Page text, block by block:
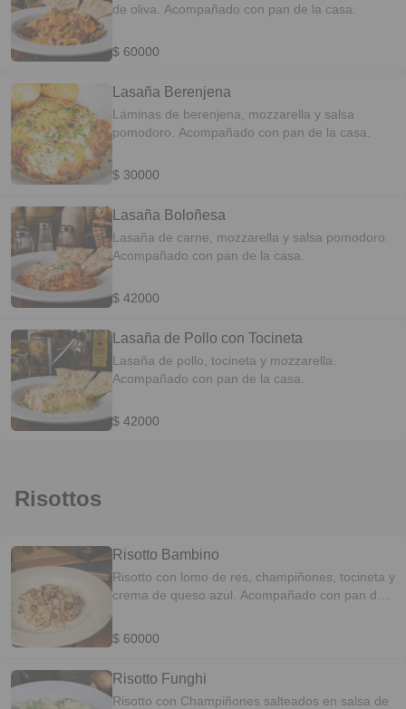
de oliva. Acompañado con pan de la casa.
$ 60000
Lasaña Berenjena
Láminas de berenjena, mozzarella y salsa
pomodoro. Acompañado con pan de la casa.
$ 30000
Lasaña Boloñesa
Lasaña de carne, mozzarella y salsa pomodoro.
Acompañado con pan de la casa.
$ 42000
Lasaña de Pollo con Tocineta
Lasaña de pollo, tocineta y mozzarella.
Acompañado con pan de la casa.
$ 42000
Risottos
Risotto Bambino
Risotto con lomo de res, champiñones, tocineta y
crema de queso azul. Acompañado con pan de
$ 60000
Risotto Funghi
Risotto con Champiñones salteados en salsa de